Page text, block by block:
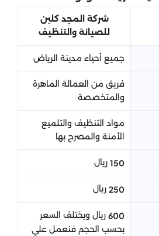
شركة المجد كلين
للصيانة والتنظيف
جميع أحياء مدينة الرياض
فريق من العمالة الماهرة
والمتخصصة
مواد التنظيف والتلميع
الأمنة والمصرح بها
150 ريال
250 ريال
600 ريال ويختلف السعر
بحسب الحجم فنعمل علي